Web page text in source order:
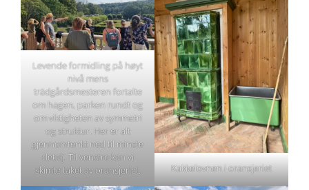
Levende formidling på høyt
nivå mens
trädgårdsmesteren fortalte
om hagen, parken rundt og
om viktigheten av symmetri
og struktur. Her er alt
gjennomtenkt ned til minste
detalj. Til venstre kan vi
skimte taket av oransjeriet.
Kakkelovnen i oransjeriet